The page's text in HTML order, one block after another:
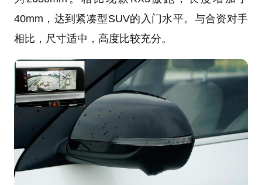
40mm，达到紧凑型SUV的入门水平。与合资对手
相比，尺寸适中，高度比较充分。